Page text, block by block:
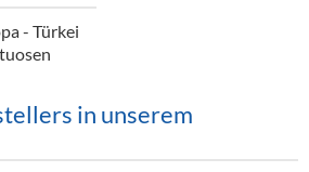
- Türkei
in unserem